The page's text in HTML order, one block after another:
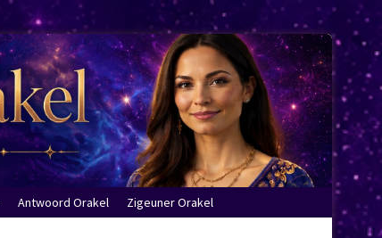
Antwoord Orakel Zigeuner Orakel